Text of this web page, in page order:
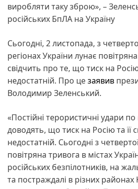
виробляти таку зброю», –
російських БпЛА на Україну
Сьогодні, 2 листопада, з
регіонах України лунає
свідчить про те, що тиск на Росію
недостатній. Про цезаявив
Володимир Зеленський.
«Постійні терористичні удари по
доводять, що тиск на Росію та її
недостатній. Сьогодні з
повітряна тривога в містах
російських безпілотників, на
та постраждалі в різних районах